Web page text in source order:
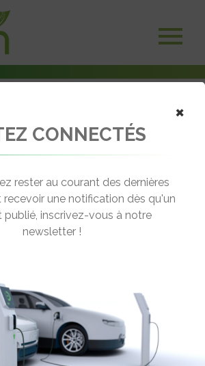
de bornes de recharge de La Baule-
DU RÉSEAU DE
DE LA
le 30 Jan 2024 à 14:00
×
CONNECTÉS
rester au courant des dernières
une notification dès qu'un
publié, inscrivez-vous à notre
newsletter !